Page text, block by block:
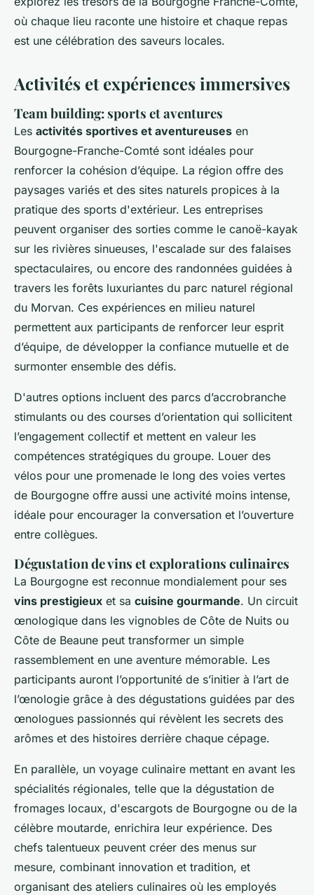
où chaque lieu raconte une histoire et chaque repas
est une célébration des saveurs locales.
Activités et expériences immersives
Team building: sports et aventures
Les activités sportives et aventureuses en
Bourgogne-Franche-Comté sont idéales pour
renforcer la cohésion d’équipe. La région offre des
paysages variés et des sites naturels propices à la
pratique des sports d'extérieur. Les entreprises
peuvent organiser des sorties comme le canoë-kayak
sur les rivières sinueuses, l'escalade sur des falaises
spectaculaires, ou encore des randonnées guidées à
travers les forêts luxuriantes du parc naturel régional
du Morvan. Ces expériences en milieu naturel
permettent aux participants de renforcer leur esprit
d’équipe, de développer la confiance mutuelle et de
surmonter ensemble des défis.
D'autres options incluent des parcs d’accrobranche
stimulants ou des courses d’orientation qui sollicitent
l’engagement collectif et mettent en valeur les
compétences stratégiques du groupe. Louer des
vélos pour une promenade le long des voies vertes
de Bourgogne offre aussi une activité moins intense,
idéale pour encourager la conversation et l’ouverture
entre collègues.
Dégustation de vins et explorations culinaires
La Bourgogne est reconnue mondialement pour ses
vins prestigieux et sa cuisine gourmande. Un circuit
œnologique dans les vignobles de Côte de Nuits ou
Côte de Beaune peut transformer un simple
rassemblement en une aventure mémorable. Les
participants auront l’opportunité de s’initier à l’art de
l’œnologie grâce à des dégustations guidées par des
œnologues passionnés qui révèlent les secrets des
arômes et des histoires derrière chaque cépage.
En parallèle, un voyage culinaire mettant en avant les
spécialités régionales, telle que la dégustation de
fromages locaux, d'escargots de Bourgogne ou de la
célèbre moutarde, enrichira leur expérience. Des
chefs talentueux peuvent créer des menus sur
mesure, combinant innovation et tradition, et
organisant des ateliers culinaires où les employés